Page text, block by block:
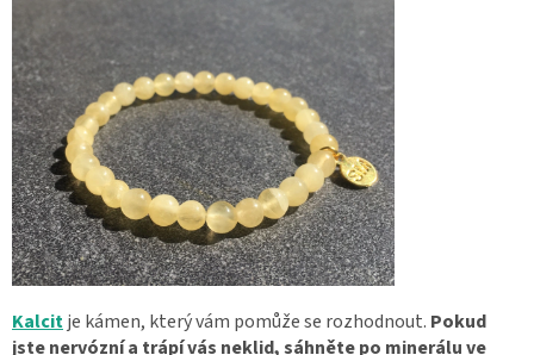
Kalcitje kámen, který vám pomůže se rozhodnout. Pokud
jste nervózní a trápí vás neklid, sáhněte po minerálu ve